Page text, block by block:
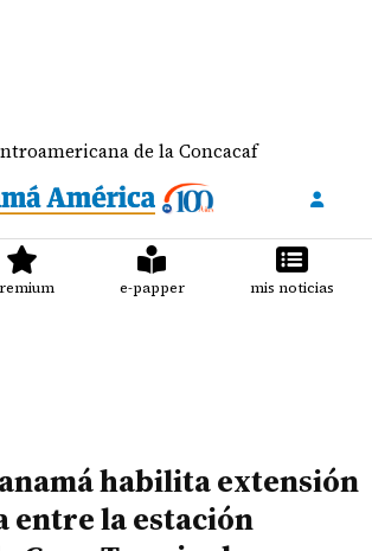
de la Concacaf
e-papper mis noticias
habilita extensión
entre la estación